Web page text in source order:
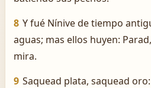
8 Y fué Nínive de tiempo
aguas; mas ellos huyen:
mira.
9 Saquead plata, saquead